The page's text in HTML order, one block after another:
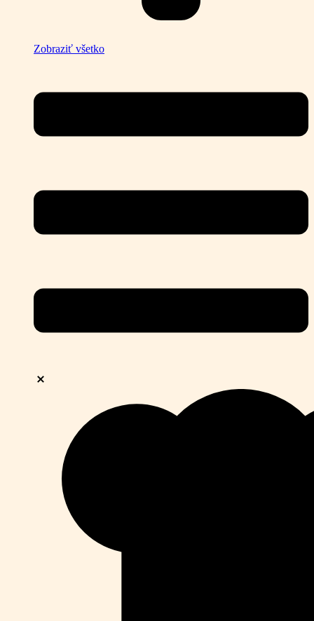
Zobraziť všetko